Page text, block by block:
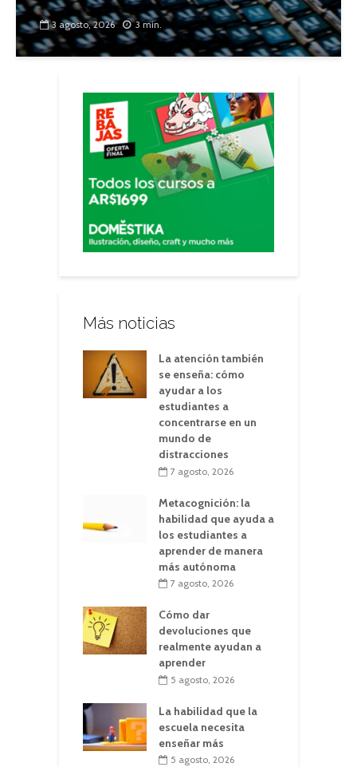
3 agosto, 2026 3 min.
Más noticias
La atención también
se enseña: cómo
ayudar a los
estudiantes a
concentrarse en un
mundo de
distracciones
7 agosto, 2026
Metacognición: la
habilidad que ayuda a
los estudiantes a
aprender de manera
más autónoma
7 agosto, 2026
Cómo dar
devoluciones que
realmente ayudan a
aprender
5 agosto, 2026
La habilidad que la
escuela necesita
enseñar más
5 agosto, 2026